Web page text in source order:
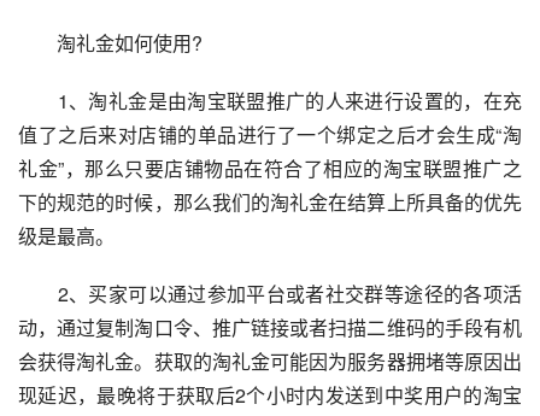
淘礼金如何使用?
1、淘礼金是由淘宝联盟推广的人来进行设置的，在充
值了之后来对店铺的单品进行了一个绑定之后才会生成“淘
礼金”，那么只要店铺物品在符合了相应的淘宝联盟推广之
下的规范的时候，那么我们的淘礼金在结算上所具备的优先
级是最高。
2、买家可以通过参加平台或者社交群等途径的各项活
动，通过复制淘口令、推广链接或者扫描二维码的手段有机
会获得淘礼金。获取的淘礼金可能因为服务器拥堵等原因出
现延迟，最晚将于获取后2个小时内发送到中奖用户的淘宝